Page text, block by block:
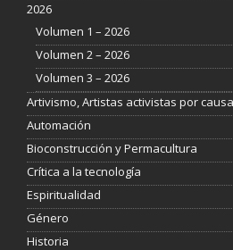
2026
Volumen 1 – 2026
Volumen 2 – 2026
Volumen 3 – 2026
Artivismo, Artistas activistas por
Automación
Bioconstrucción y Permacultura
Crítica a la tecnología
Espiritualidad
Género
Historia